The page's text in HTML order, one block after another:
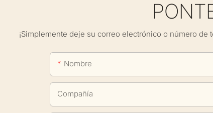
¡Simplemente deje su correo electrónico o número
Nombre
Compañía